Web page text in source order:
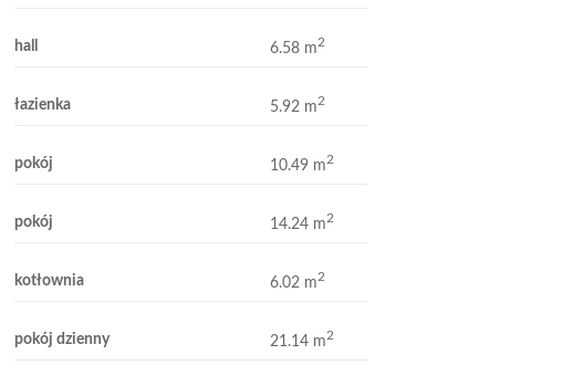
hall 6.58 m2
łazienka 5.92 m2
pokój 10.49 m2
pokój 14.24 m2
kotłownia 6.02 m2
pokój dzienny 21.14 m2